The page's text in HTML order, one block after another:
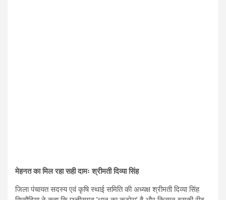
मेहनत का मिल रहा सही दामः श्रीमती दिव्या सिंह
जिला पंचायत सदस्य एवं कृषि स्थाई समिति की अध्यक्ष श्रीमती दिव्या सिंह